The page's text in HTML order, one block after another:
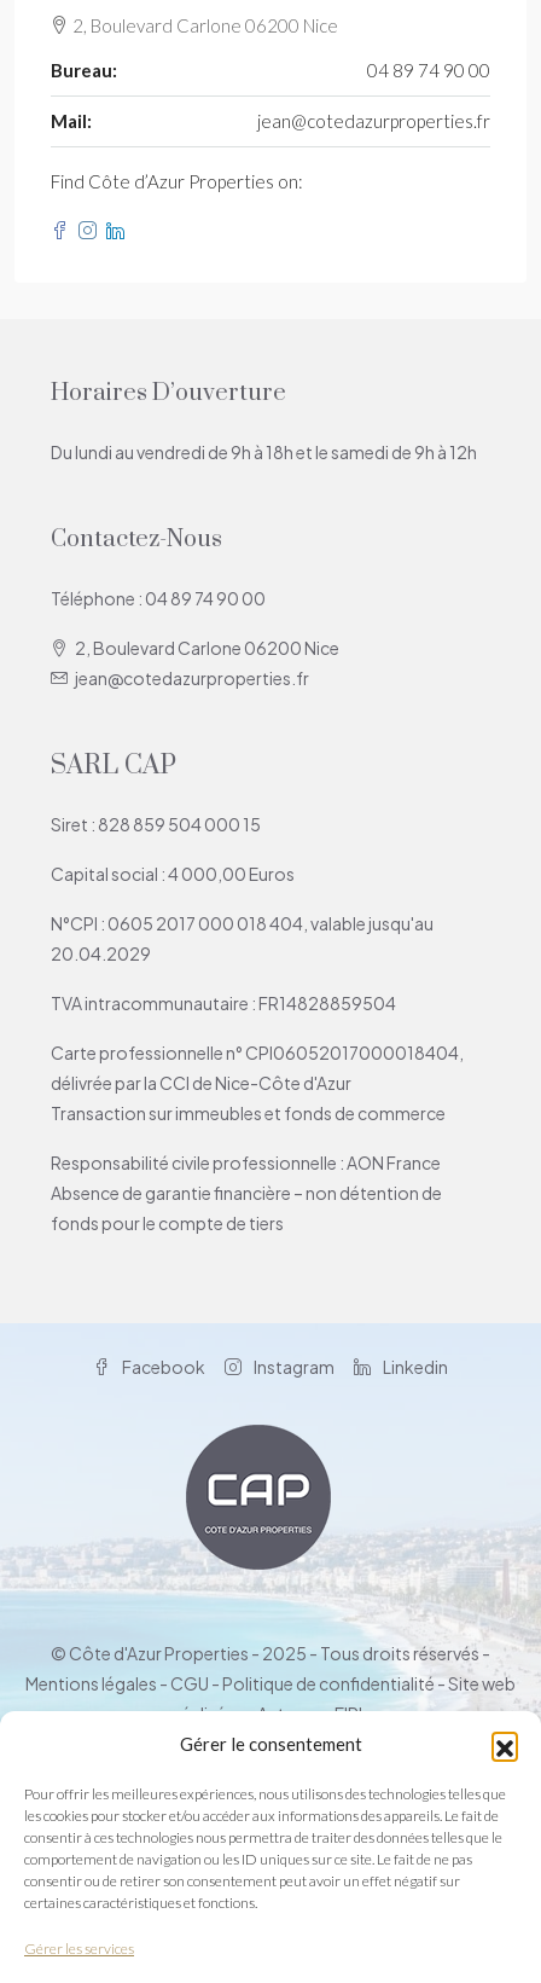
Gérer le consentement
Pour offrir les meilleures expériences, nous utilisons des technologies telles que
les cookies pour stocker et/ou accéder aux informations des appareils. Le fait de
consentir à ces technologies nous permettra de traiter des données telles que le
comportement de navigation ou les ID uniques sur ce site. Le fait de ne pas
consentir ou de retirer son consentement peut avoir un effet négatif sur
certaines caractéristiques et fonctions.
Gérer les services
2, Boulevard Carlone 06200 Nice
Bureau: 04 89 74 90 00
Mail: jean@cotedazurproperties.fr
Find Côte d’Azur Properties on:
Horaires D’ouverture
Du lundi au vendredi de 9h à 18h et le samedi de 9h à 12h
Contactez-Nous
Téléphone : 04 89 74 90 00
2, Boulevard Carlone 06200 Nice
jean@cotedazurproperties.fr
SARL CAP
Siret : 828 859 504 000 15
Capital social : 4 000,00 Euros
N°CPI : 0605 2017 000 018 404, valable jusqu'au
20.04.2029
TVA intracommunautaire : FR14828859504
Carte professionnelle n° CPI06052017000018404,
délivrée par la CCI de Nice-Côte d'Azur
Transaction sur immeubles et fonds de commerce
Responsabilité civile professionnelle : AON France
Absence de garantie financière – non détention de
fonds pour le compte de tiers
Facebook Instagram Linkedin
© Côte d'Azur Properties - 2025 - Tous droits réservés -
Mentions légales - CGU - Politique de confidentialité- Site web
réalisé parAutomne EIRL
Conformément aux articles du code de la consommation L611-1 et suivants et
R612-1 et suivants, il est prévu que pour tout litige de nature contractuelle
portant sur l'exécution du contrat de vente et/ou la prestation de services
n'ayant pu être résolu dans le cadre d'une réclamation préalablement
gratuitement à la médiation. Il contactera l'ANM CONSOMMATION soit par